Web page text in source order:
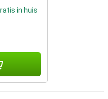
in huis